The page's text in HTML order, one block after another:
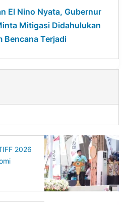
El Nino Nyata, Gubernur
Mitigasi Didahulukan
Bencana Terjadi
2026